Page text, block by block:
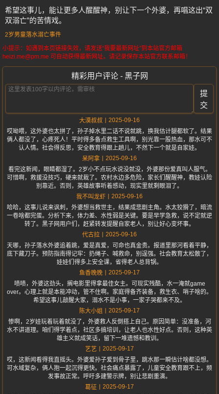
希望这事儿，能让更多人醒醒神，别让下一个外婆，再唱这出“双
双溺亡”的苦情戏。
2岁男童落水溺亡事件
小提示：如遇到本页链接失效，请发送“我要最新网址”到本站官方邮箱
heizi.me@pm.me 可自动获得最新网址。请记录保存本站官方联系邮箱！
精彩用户评论 - 黑子网
提
交
大漠叔叔
2025-09-16
哎呦喂，这外婆也太拼了，孙子掉水里二话不说就跳，换我估计腿都软了。结果
俩人都没了，心疼死人！平时得多备点救生工具啊，别光靠一股热血，那水可不
认人情。社会得反思，安全教育得跟上趟儿，不然下一个就是自家娃。
呆阿拿
2025-09-16
看完这新闻，眼睛都湿了。2岁小不点玩水说没就没，外婆那份爱真叫人服气。
可惜啊，救援没技巧，硬来就栽了。农村水边多危险，家长们醒醒神，教娃认险
别靠近。否则，英雄故事听着感动，现实里就剩眼泪了。
我不叫龙虾
2025-09-16
哈哈，这事儿说来讽刺，外婆想当救世主，结果成悲剧主角。水太狡猾了，暗流
一卷啥都完蛋。分析下来，体力差、水性弱是关键。要是早学急救，说不定就逆
转了。黑子网用户们，赶紧转发提醒自家老人，别让好心变坏事。
代古拉
2025-09-16
天哪，孙子落水外婆追着跳，爱是真爱，可命也真金贵。报道里那河看着平静，
底下藏刀子。预防指南得记牢：扔绳子、喊救命，别逞强。社会教育太松散了，
娃娃们得多上安全课，省得老人总背锅。
鱼香晚晚
2025-09-17
啧啧，外婆这劲头，搁电影里得拿最佳女主。可现实残酷，水一淹就game
over。心理上就是本能冲动，管不住啊。家庭得备齐装备，救生衣、哨子啥的。
希望这事儿敲醒大家，溺水不是小事，一家子哭都来不及。
陈大小姐
2025-09-17
惨啊，2岁娃玩着玩着就没了，外婆救人反倒搭上自己。原因简单：没准备，河
水不讲道理。咱们得学着点，社区多搞培训，让老人也水性好点。否则，这种英
雄主义就成笑话，留下一堆遗憾和教训。
艺艺
2025-09-17
哎，这新闻看得我直摇头。外婆爱孙子爱到骨子里，跳水那一瞬估计啥都没想。
可水域复杂，俩人抱一起沉得更快。社会痛点暴露了，儿童安全教育跟不上，频
发事故正常。呼吁多建警示牌，别让悲剧重演。
葛征
2025-09-17